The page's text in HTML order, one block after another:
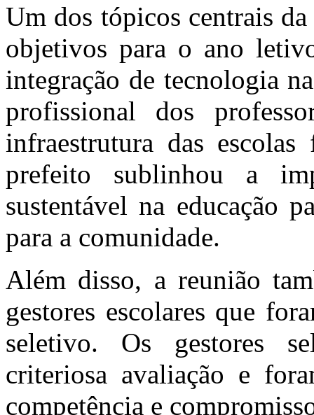
Um dos tópicos centrais
objetivos para o ano
integração de tecnologia
profissional dos
infraestrutura das
prefeito sublinhou a
sustentável na educação
para a comunidade.
Além disso, a reunião
gestores escolares que
seletivo. Os gestores
criteriosa avaliação e
competência e